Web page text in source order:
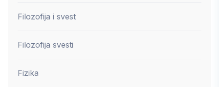
Filozofija i svest
Filozofija svesti
Fizika